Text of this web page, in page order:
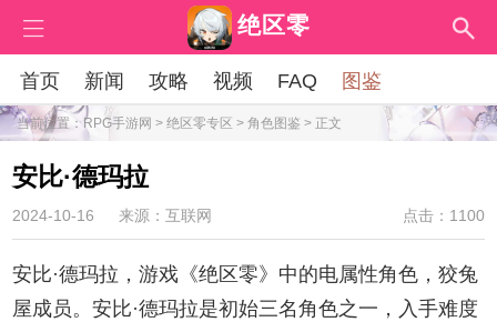
绝区零
首页 新闻 攻略 视频 FAQ 图鉴
当前位置：RPG手游网 > 绝区零专区 > 角色图鉴 > 正文
安比·德玛拉
2024-10-16 来源：互联网 点击：1100
安比·德玛拉，游戏《绝区零》中的电属性角色，狡兔
屋成员。安比·德玛拉是初始三名角色之一，入手难度